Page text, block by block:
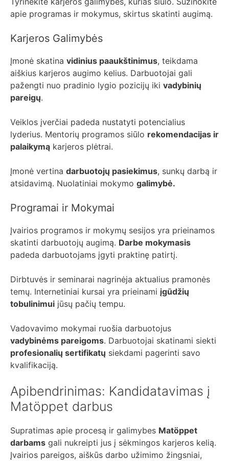
apie programas ir mokymus, skirtus skatinti augimą.
Karjeros Galimybės
Įmonė skatina vidinius paaukštinimus, teikdama
aiškius karjeros augimo kelius. Darbuotojai gali
pažengti nuo pradinio lygio pozicijų iki vadybinių
pareigų.
Veiklos įverčiai padeda nustatyti potencialius
lyderius. Mentorių programos siūlo rekomendacijas ir
palaikymą karjeros plėtrai.
Įmonė vertina darbuotojų pasiekimus, sunkų darbą ir
atsidavimą. Nuolatiniai mokymo galimybė.
Programai ir Mokymai
Įvairios programos ir mokymų sesijos yra prieinamos
skatinti darbuotojų augimą. Darbe mokymasis
padeda darbuotojams įgyti praktinę patirtį.
Dirbtuvės ir seminarai nagrinėja aktualius pramonės
temų. Internetiniai kursai yra prieinami įgūdžių
tobulinimui jūsų pačių tempu.
Vadovavimo mokymai ruošia darbuotojus
vadybinėms pareigoms. Darbuotojai skatinami siekti
profesionalių sertifikatų siekdami pagerinti savo
kvalifikaciją.
Apibendrinimas: Kandidatavimas į
Matöppet darbus
Supratimas apie procesą ir galimybes Matöppet
darbams gali nukreipti jus į sėkmingos karjeros kelią.
Įvairios pareigos, aiškūs darbo užimimo žingsniai,